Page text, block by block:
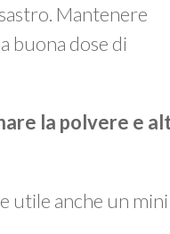
Mantenere
buona dose di
la polvere e
utile anche un mini